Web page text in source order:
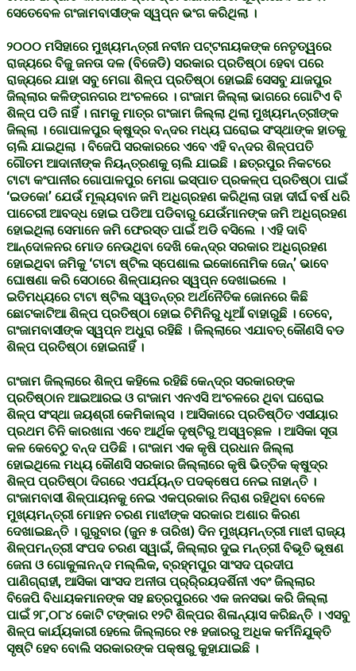
ସେତେବେଳ ଗଂଜାମବାସୀଙ୍କ ସ୍ୱପ୍ନ ଭଂଗ କରିଥିଲା ।
୨୦୦୦ ମସିହାରେ ମୁଖ୍ୟମନ୍ତ୍ରୀ ନବୀନ ପଟ୍ଟନାୟକଙ୍କ ନେତୃତ୍ୱରେ
ରାଜ୍ୟରେ ବିଜୁ ଜନତା ଦଳ (ବିଜେଡି) ସରକାର ପ୍ରତିଷ୍ଠା ହେବା ପରେ
ରାଜ୍ୟରେ ଯାହା ସବୁ ମେଗା ଶିଳ୍ପ ପ୍ରତିଷ୍ଠା ହୋଇଛି ସେସବୁ ଯାଜପୁର
ଜିଲ୍ଲାର କଳିଙ୍ଗନଗର ଅଂଚଳରେ । ଗଂଜାମ ଜିଲ୍ଲା ଭାଗରେ ଗୋଟିଏ ବି
ଶିଳ୍ପ ପଡି ନାହିଁ । ନାମକୁ ମାତ୍ର ଗଂଜାମ ଜିଲ୍ଲା ଥିଲା ମୁଖ୍ୟମନ୍ତ୍ରୀଙ୍କ
ଜିଲ୍ଲା । ଗୋପାଳପୁର କ୍ଷୁଦ୍ର ବନ୍ଦର ମଧ୍ୟ ଘରୋଇ ସଂସ୍ଥାଙ୍କ ହାତକୁ
ଚାଲି ଯାଇଥିଲା । ବିଜେପି ସରକାରରେ ଏବେ ଏହି ବନ୍ଦର ଶିଳ୍ପପତି
ଗୌତମ ଆଦାନୀଙ୍କ ନିୟନ୍ତ୍ରଣକୁ ଚାଲି ଯାଇଛି । ଛତ୍ରପୁର ନିକଟରେ
ଟାଟା କଂପାନୀର ଗୋପାଳପୁର ମେଗା ଇସ୍ପାତ ପ୍ରକଳ୍ପ ପ୍ରତିଷ୍ଠା ପାଇଁ
‘ଇଡକୋ’ ଯେଉଁ ମୂଲ୍ୟବାନ ଜମି ଅଧିଗ୍ରହଣ କରିଥିଲା ତାହା ଦୀର୍ଘ ବର୍ଷ ଧରି
ପାଚେରୀ ଆବଦ୍ଧ ହୋଇ ପଡିଆ ପଡିବାରୁ ଯେଉଁମାନଙ୍କ ଜମି ଅଧିଗ୍ରହଣ
ହୋଇଥିଲା ସେମାନେ ଜମି ଫେରସ୍ତ ପାଇଁ ଅଡି ବସିଲେ । ଏହି ଦାବି
ଆନ୍ଦୋଳନର ମୋଡ ନେଉଥିବା ଦେଖି କେନ୍ଦ୍ର ସରକାର ଅଧିଗ୍ରହଣ
ହୋଇଥିବା ଜମିକୁ ‘ଟାଟା ଷ୍ଟିଲ ସ୍ପେଶାଲ ଇକୋନୋମିକ ଜେନ୍’ ଭାବେ
ଘୋଷଣା କରି ସେଠାରେ ଶିଳ୍ପାୟନର ସ୍ୱପ୍ନ ଦେଖାଇଲେ ।
ଇତିମଧ୍ୟରେ ଟାଟା ଷ୍ଟିଲ ସ୍ୱତନ୍ତ୍ର ଅର୍ଥନୈତିକ ଜୋନରେ କିଛି
ଛୋଟକାଟିଆ ଶିଳ୍ପ ପ୍ରତିଷ୍ଠା ହୋଇ ଚିମିନିରୁ ଧୂଆଁ ବାହାରୁଛି । ତେବେ,
ଗଂଜାମବାସୀଙ୍କ ସ୍ୱପ୍ନ ଅଧୁରା ରହିଛି । ଜିଲ୍ଲାରେ ଏଯାବତ୍ କୌଣସି ବଡ
ଶିଳ୍ପ ପ୍ରତିଷ୍ଠା ହୋଇନାହିଁ ।
ଗଂଜାମ ଜିଲ୍ଲାରେ ଶିଳ୍ପ କହିଲେ ରହିଛି କେନ୍ଦ୍ର ସରକାରଙ୍କ
ପ୍ରତିଷ୍ଠାନ ଆଇଆରଇ ଓ ଗଂଜାମ ଏନଏସି ଅଂଚଳରେ ଥିବା ଘରୋଇ
ଶିଳ୍ପ ସଂସ୍ଥା ଜୟଶ୍ରୀ କେମିକାଲ୍ସ । ଆସିକାରେ ପ୍ରତିଷ୍ଠିତ ଏସୀୟାର
ପ୍ରଥମ ଚିନି କାରଖାନା ଏବେ ଆର୍ଥିକ ଦୃଷ୍ଟିରୁ ଅସ୍ୱଚ୍ଛଳ । ଆସିକା ସୂତା
କଳ କେବେଠୁ ବନ୍ଦ ପଡିଛି । ଗଂଜାମ ଏକ କୃଷି ପ୍ରଧାନ ଜିଲ୍ଲା
ହୋଇଥିଲେ ମଧ୍ୟ କୌଣସି ସରକାର ଜିଲ୍ଲାରେ କୃଷି ଭିତ୍ତିକ କ୍ଷୁଦ୍ର
ଶିଳ୍ପ ପ୍ରତିଷ୍ଠା ଦିଗରେ ଏପର୍ଯ୍ୟନ୍ତ ପଦକ୍ଷେପ ନେଇ ନାହାନ୍ତି ।
ଗଂଜାମବାସୀ ଶିଳ୍ପାୟନକୁ ନେଇ ଏକପ୍ରକାର ନିରାଶ ରହିଥିବା ବେଳେ
ମୁଖ୍ୟମନ୍ତ୍ରୀ ମୋହନ ଚରଣ ମାଝୀଙ୍କ ସରକାର ଅଶାର କିରଣ
ଦେଖାଇଛନ୍ତି । ଗୁରୁବାର (ଜୁନ ୫ ତାରିଖ) ଦିନ ମୁଖ୍ୟମନ୍ତ୍ରୀ ମାଝୀ ରାଜ୍ୟ
ଶିଳ୍ପମନ୍ତ୍ରୀ ସଂପଦ ଚରଣ ସ୍ୱାଇଁ, ଜିଲ୍ଲାର ଦୁଇ ମନ୍ତ୍ରୀ ବିଭୂତି ଭୂଷଣ
ଜେନା ଓ ଗୋକୁଳାନନ୍ଦ ମଲ୍ଲିକ, ବ୍ରହ୍ମପୁର ସାଂସଦ ପ୍ରଦୀପ
ପାଣିଗ୍ରାହୀ, ଆସିକା ସାଂସଦ ଅନୀତା ପ୍ର୍ରି୍ରୟଦର୍ଶିନୀ ଏବଂ ଜିଲ୍ଲାର
ବିଜେପି ବିଧାୟକମାନଙ୍କ ସହ ଛତ୍ରପୁରରେ ଏକ ଜନସଭା କରି ଜିଲ୍ଲା
ପାଇଁ ୨୮,୦୮୪ କୋଟି ଟଙ୍କାର ୧୨ଟି ଶିଳ୍ପର ଶିଳାନ୍ୟାସ କରିଛନ୍ତି । ଏସବୁ
ଶିଳ୍ପ କାର୍ଯ୍ୟକାରୀ ହେଲେ ଜିଲ୍ଲାରେ ୧୫ ହଜାରରୁ ଅଧିକ କର୍ମନିଯୁକ୍ତି
ସୃଷ୍ଟି ହେବ ବୋଲି ସରକାରଙ୍କ ପକ୍ଷରୁ କୁହାଯାଇଛି ।